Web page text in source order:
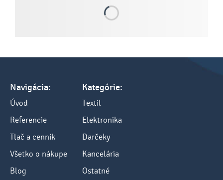
Navigácia:
Úvod
Referencie
Tlač a cenník
Všetko o nákupe
Blog
Kategórie:
Textil
Elektronika
Darčeky
Kancelária
Ostatné